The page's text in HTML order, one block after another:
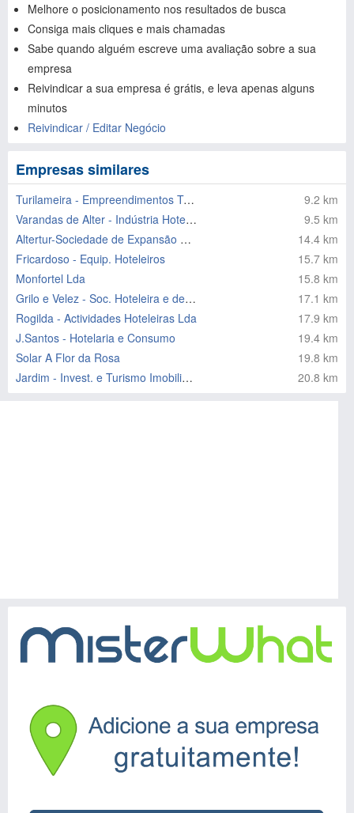
Melhore o posicionamento nos resultados de busca
Consiga mais cliques e mais chamadas
Sabe quando alguém escreve uma avaliação sobre a sua
empresa
Reivindicar a sua empresa é grátis, e leva apenas alguns
minutos
Reivindicar / Editar Negócio
Empresas similares
Turilameira - Empreendimentos Turisticos Caça Pesca Herdade Lame
9.2 km
Varandas de Alter - Indústria Hoteleira
9.5 km
Altertur-Sociedade de Expansão Regional de Turismo Hoteleiro, S.
14.4 km
Fricardoso - Equip. Hoteleiros
15.7 km
Monfortel Lda
15.8 km
Grilo e Velez - Soc. Hoteleira e de Panificação
17.1 km
Rogilda - Actividades Hoteleiras Lda
17.9 km
J.Santos - Hotelaria e Consumo
19.4 km
Solar A Flor da Rosa
19.8 km
Jardim - Invest. e Turismo Imobiliario Lda
20.8 km